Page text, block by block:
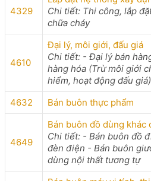
4329
Chi tiết: Thi công, lắp
chữa cháy
4610
Đại lý, môi giới, đấu giá
Chi tiết: - Đại lý bán
hàng hóa (Trừ môi giới
hiểm, hoạt động đấu giá)
4632
Bán buôn thực phẩm
4649
Bán buôn đồ dùng khác
Chi tiết: - Bán buôn đồ
đèn điện - Bán buôn
dùng nội thất tương tự